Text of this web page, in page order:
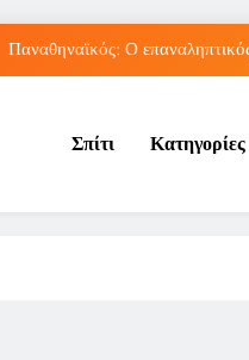
Παναθηναϊκός: Ο
Κρήτη: Πώς η φράση «Κρήτη
Παναθηναϊκός: Ο
Πώς ο
Σπίτι Κατηγορίες